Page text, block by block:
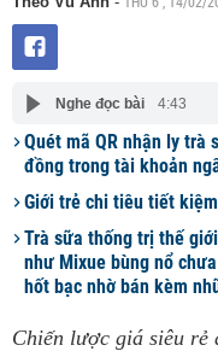
Nghe đọc bài 4:43
Quét mã QR nhận ly trà
đồng trong tài khoản
Giới trẻ chi tiêu tiết
Trà sữa thống trị thế
như Mixue bùng nổ
hốt bạc nhờ bán kèm
Chiến lược giá siêu rẻ